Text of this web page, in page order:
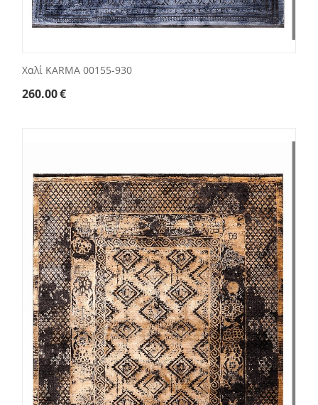
Χαλί KARMA 00155-930
260.00€